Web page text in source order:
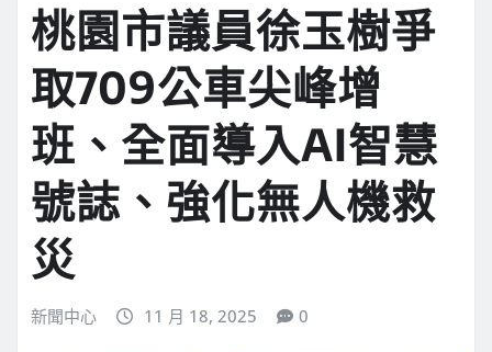
桃園市議員徐玉樹爭
取709公車尖峰增
班、全面導入AI智慧
號誌、強化無人機救
災
新聞中心 11 月 18, 2025 0